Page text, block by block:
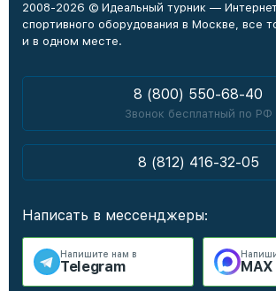
2008-2026 © Идеальный турник —
спортивного оборудования в Москве, все
и в одном месте.
8 (800) 550-68-40
Звонок бесплатный по РФ
8 (812) 416-32-05
Написать в мессенджеры:
Напишите нам в
Telegram MAX